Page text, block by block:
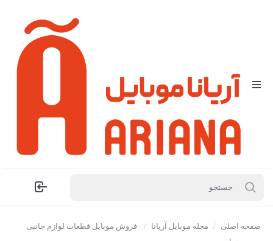
صفحه اصلی / مجله موبایل آریانا /
فروش موبایل قطعات لوازم جانبی